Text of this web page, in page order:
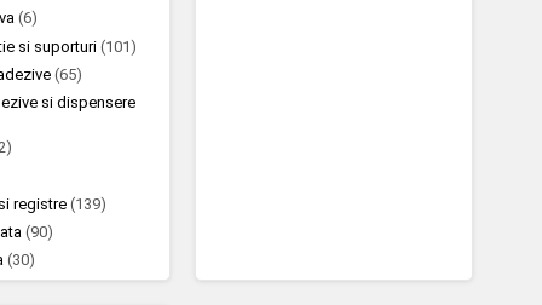
(6)
si suporturi(101)
(65)
si dispensere
registre(139)
(90)
(30)